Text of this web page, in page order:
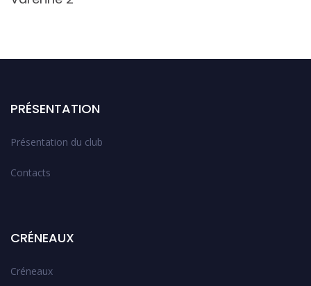
PRÉSENTATION
Présentation du club
Contacts
CRÉNEAUX
Créneaux